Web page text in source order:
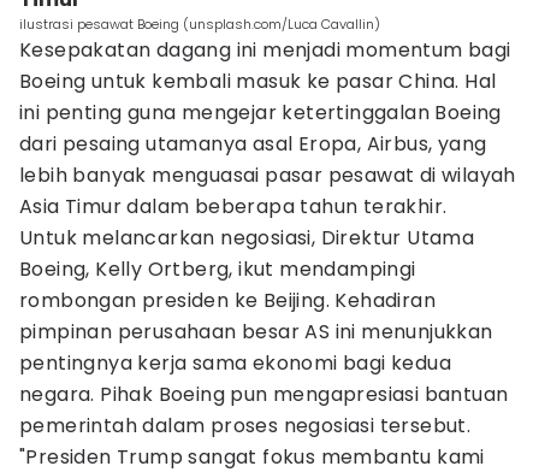
ilustrasi pesawat Boeing (unsplash.com/Luca Cavallin)
Kesepakatan dagang ini menjadi momentum bagi
Boeing untuk kembali masuk ke pasar China. Hal
ini penting guna mengejar ketertinggalan Boeing
dari pesaing utamanya asal Eropa, Airbus, yang
lebih banyak menguasai pasar pesawat di wilayah
Asia Timur dalam beberapa tahun terakhir.
Untuk melancarkan negosiasi, Direktur Utama
Boeing, Kelly Ortberg, ikut mendampingi
rombongan presiden ke Beijing. Kehadiran
pimpinan perusahaan besar AS ini menunjukkan
pentingnya kerja sama ekonomi bagi kedua
negara. Pihak Boeing pun mengapresiasi bantuan
pemerintah dalam proses negosiasi tersebut.
"Presiden Trump sangat fokus membantu kami